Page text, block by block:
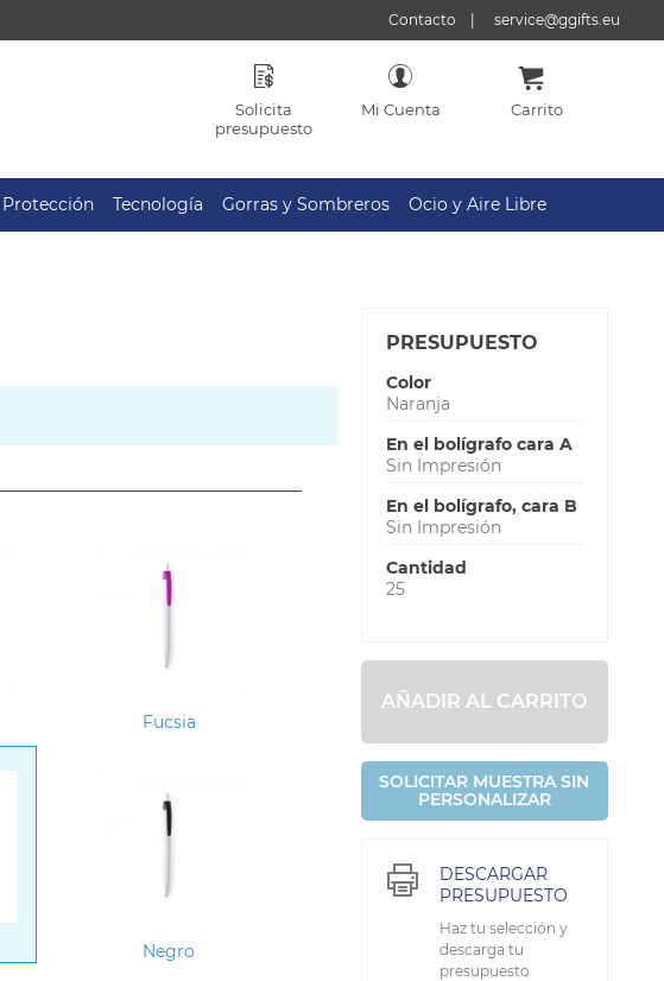
Contacto service@ggifts.eu
Solicita
presupuesto
Mi Cuenta Carrito
Protección Tecnología Gorras y Sombreros Ocio y Aire Libre
Fucsia
Negro
PRESUPUESTO
Color
Naranja
En el bolígrafo cara A
Sin Impresión
En el bolígrafo, cara B
Sin Impresión
Cantidad
25
AÑADIR AL CARRITO
SOLICITAR MUESTRA SIN
PERSONALIZAR
DESCARGAR
PRESUPUESTO
Haz tu selección y
descarga tu
presupuesto